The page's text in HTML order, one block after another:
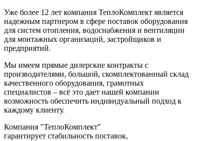
Уже более 12 лет компания ТеплоКомплект является
надежным партнером в сфере поставок оборудования
для систем отопления, водоснабжения и вентиляции
для монтажных организаций, застройщиков и
предприятий.
Мы имеем прямые дилерские контракты с
производителями, большой, скомплектованный склад
качественного оборудования, грамотных
специалистов – всё это дает нашей компании
возможность обеспечить индивидуальный подход к
каждому клиенту.
Компания "ТеплоКомплект"
гарантирует стабильность поставок,